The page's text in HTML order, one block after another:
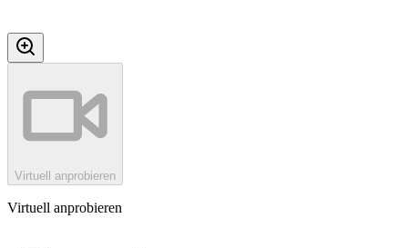
Virtuell anprobieren
Virtuell anprobieren